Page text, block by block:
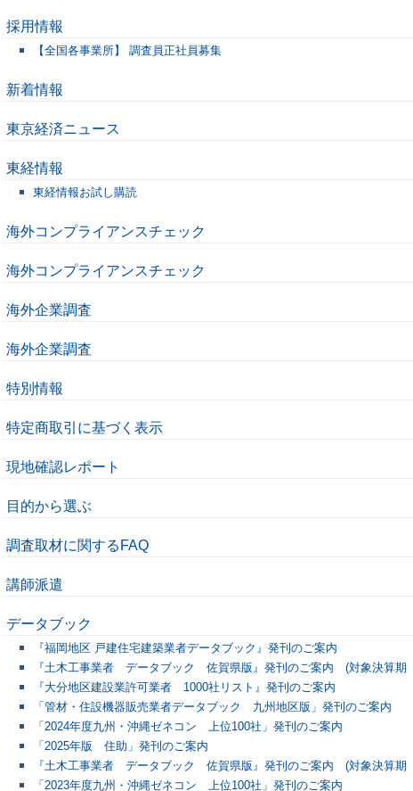
採用情報
【全国各事業所】 調査員正社員募集
新着情報
東京経済ニュース
東経情報
東経情報お試し購読
海外コンプライアンスチェック
海外コンプライアンスチェック
海外企業調査
海外企業調査
特別情報
特定商取引に基づく表示
現地確認レポート
目的から選ぶ
調査取材に関するFAQ
講師派遣
データブック
『福岡地区 戸建住宅建築業者データブック』発刊のご案内
『土木工事業者 データブック 佐賀県版』発刊のご案内 (対象決算期
『大分地区建設業許可業者 1000社リスト』発刊のご案内
「管材・住設機器販売業者データブック 九州地区版」発刊のご案内
「2024年度九州・沖縄ゼネコン 上位100社」発刊のご案内
「2025年版 住助」発刊のご案内
『土木工事業者 データブック 佐賀県版』発刊のご案内 (対象決算期
「2023年度九州・沖縄ゼネコン 上位100社」発刊のご案内